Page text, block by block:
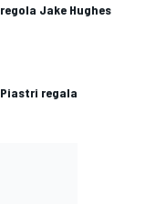
Jake Hughes
regala